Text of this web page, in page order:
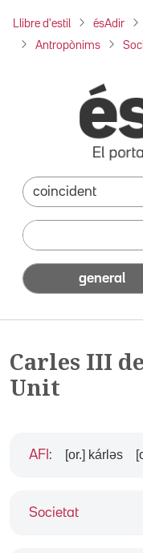
Llibre d'estil ésAdir
Antropònims
general
Carles III
Unit
Societat
AFI : [or.] kárləs